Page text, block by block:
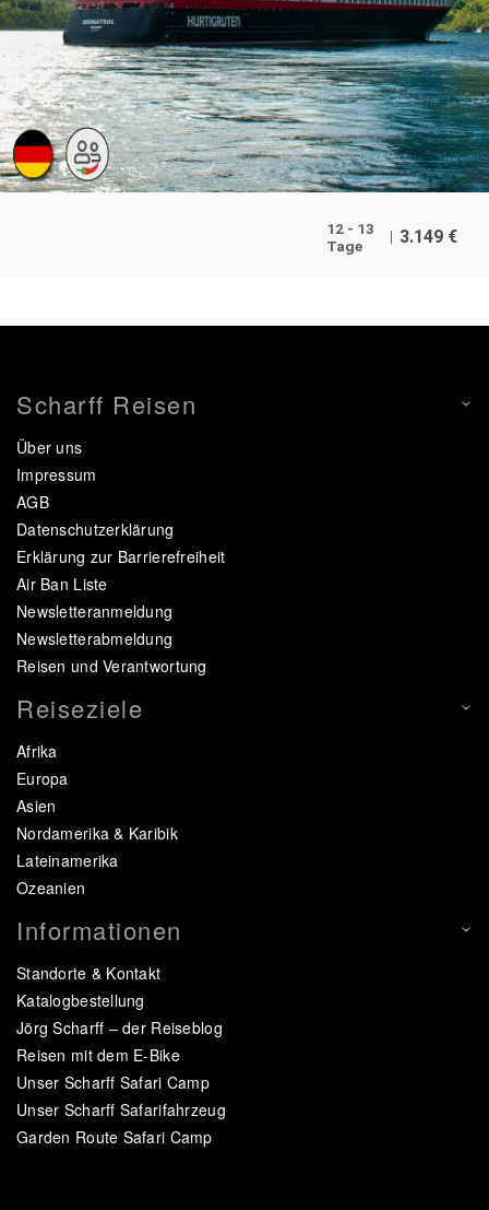
12 - 13
Tage
3.149 €
Scharff Reisen
Über uns
Impressum
AGB
Datenschutzerklärung
Erklärung zur Barrierefreiheit
Air Ban Liste
Newsletteranmeldung
Newsletterabmeldung
Reisen und Verantwortung
Reiseziele
Afrika
Europa
Asien
Nordamerika & Karibik
Lateinamerika
Ozeanien
Informationen
Standorte & Kontakt
Katalogbestellung
Jörg Scharff – der Reiseblog
Reisen mit dem E-Bike
Unser Scharff Safari Camp
Unser Scharff Safarifahrzeug
Garden Route Safari Camp